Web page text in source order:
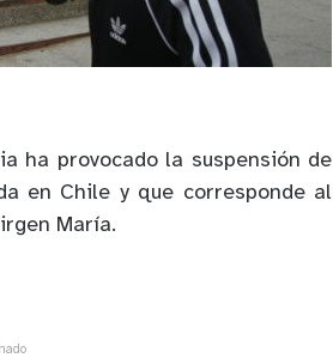
ha provocado la suspensión de
en Chile y que corresponde al
María.